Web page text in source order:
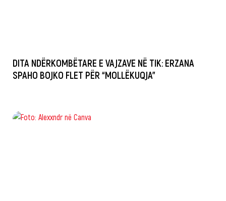
DITA NDËRKOMBËTARE E VAJZAVE NË TIK: ERZANA
SPAHO BOJKO FLET PËR “MOLLËKUQJA”